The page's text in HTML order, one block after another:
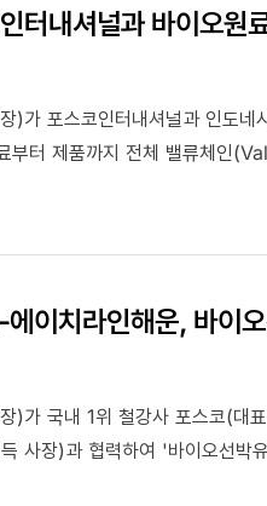
터내셔널과 바이오원
)가 포스코인터내셔널과 인도
부터 제품까지 전체 밸류체인
이치라인해운, 바이
)가 국내 1위 철강사 포스코(대
사장)과 협력하여 '바이오선